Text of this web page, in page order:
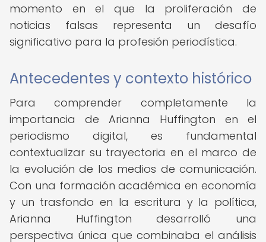
momento en el que la proliferación de
noticias falsas representa un desafío
significativo para la profesión periodística.
Antecedentes y contexto histórico
Para comprender completamente la
importancia de Arianna Huffington en el
periodismo digital, es fundamental
contextualizar su trayectoria en el marco de
la evolución de los medios de comunicación.
Con una formación académica en economía
y un trasfondo en la escritura y la política,
Arianna Huffington desarrolló una
perspectiva única que combinaba el análisis